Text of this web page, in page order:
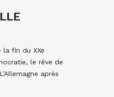
fin du XXe
le rêve de
après